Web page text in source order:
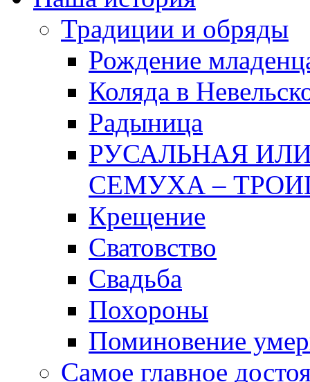
Традиции и обряды
Рождение
Коляда в
Радыница
РУСАЛЬНАЯ
СЕМУХА –
Крещение
Сватовство
Свадьба
Похороны
Поминовение
Самое главное